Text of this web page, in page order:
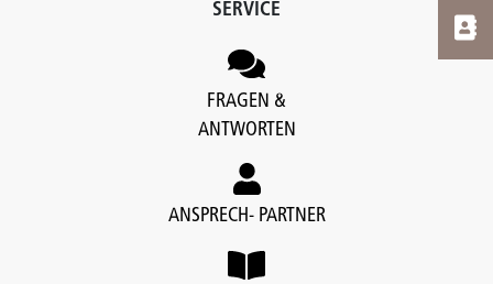
SERVICE
FRAGEN &
ANTWORTEN
ANSPRECH- PARTNER